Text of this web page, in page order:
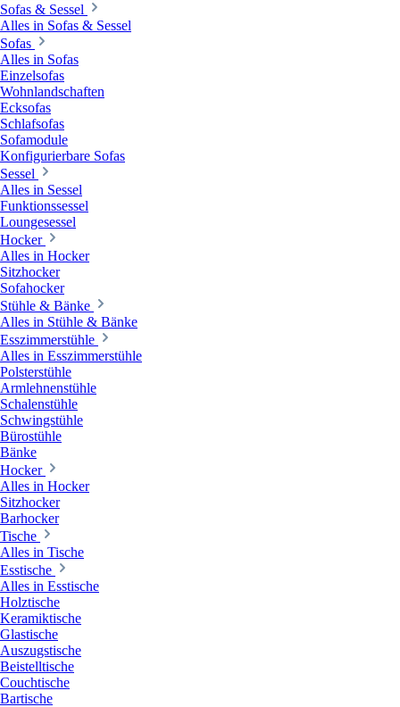
Sofas & Sessel
Alles in Sofas & Sessel
Sofas
Alles in Sofas
Einzelsofas
Wohnlandschaften
Ecksofas
Schlafsofas
Sofamodule
Konfigurierbare Sofas
Sessel
Alles in Sessel
Funktionssessel
Loungesessel
Hocker
Alles in Hocker
Sitzhocker
Sofahocker
Stühle & Bänke
Alles in Stühle & Bänke
Esszimmerstühle
Alles in Esszimmerstühle
Polsterstühle
Armlehnenstühle
Schalenstühle
Schwingstühle
Bürostühle
Bänke
Hocker
Alles in Hocker
Sitzhocker
Barhocker
Tische
Alles in Tische
Esstische
Alles in Esstische
Holztische
Keramiktische
Glastische
Auszugstische
Beistelltische
Couchtische
Bartische